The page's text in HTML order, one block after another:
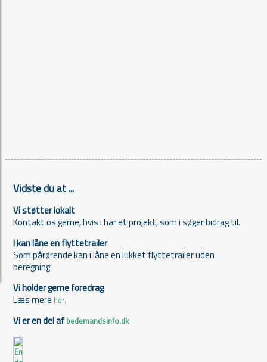
Vidste du at ...
Vi støtter lokalt
Kontakt os gerne, hvis i har et projekt, som i søger bidrag til.
I kan låne en flyttetrailer
Som pårørende kan i låne en lukket flyttetrailer uden
beregning.
Vi holder gerne foredrag
Læs mere her.
Vi er en del afbedemandsinfo.dk